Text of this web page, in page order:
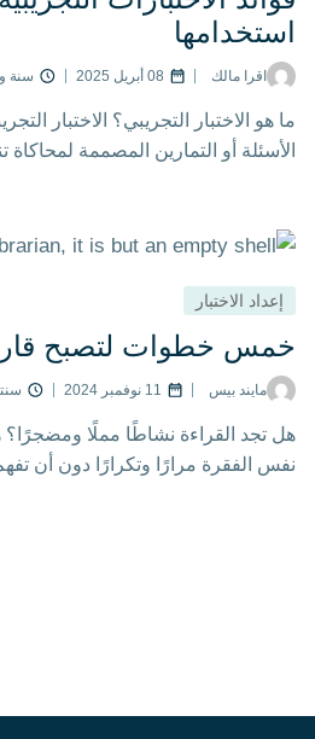
استخدامها
اقرا مالك 08 أبريل 2025 سنة
ما هو الاختبار التجريبي؟ الاختبار
الأسئلة أو التمارين المصممة لمحاكاة
إعداد الاختبار
خمس خطوات لتصبح
مايند بيس 11 نوفمبر 2024
هل تجد القراءة نشاطًا مملًا ومضجرًا؟
نفس الفقرة مرارًا وتكرارًا دون أن